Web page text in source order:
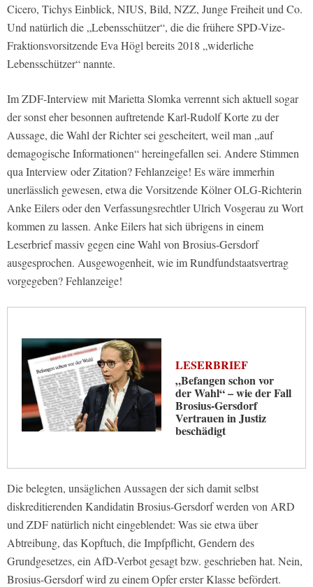
Cicero, Tichys Einblick, NIUS, Bild, NZZ, Junge Freiheit und Co.
Und natürlich die „Lebensschützer“, die die frühere SPD-Vize-
Fraktionsvorsitzende Eva Högl bereits 2018 „widerliche
Lebensschützer“ nannte.
Im ZDF-Interview mit Marietta Slomka verrennt sich aktuell sogar
der sonst eher besonnen auftretende Karl-Rudolf Korte zu der
Aussage, die Wahl der Richter sei gescheitert, weil man „auf
demagogische Informationen“ hereingefallen sei. Andere Stimmen
qua Interview oder Zitation? Fehlanzeige! Es wäre immerhin
unerlässlich gewesen, etwa die Vorsitzende Kölner OLG-Richterin
Anke Eilers oder den Verfassungsrechtler Ulrich Vosgerau zu Wort
kommen zu lassen. Anke Eilers hat sich übrigens in einem
Leserbrief massiv gegen eine Wahl von Brosius-Gersdorf
ausgesprochen. Ausgewogenheit, wie im Rundfundstaatsvertrag
vorgegeben? Fehlanzeige!
LESERBRIEF
„Befangen schon vor
der Wahl“ – wie der Fall
Brosius-Gersdorf
Vertrauen in Justiz
beschädigt
Die belegten, unsäglichen Aussagen der sich damit selbst
diskreditierenden Kandidatin Brosius-Gersdorf werden von ARD
und ZDF natürlich nicht eingeblendet: Was sie etwa über
Abtreibung, das Kopftuch, die Impfpflicht, Gendern des
Grundgesetzes, ein AfD-Verbot gesagt bzw. geschrieben hat. Nein,
Brosius-Gersdorf wird zu einem Opfer erster Klasse befördert.